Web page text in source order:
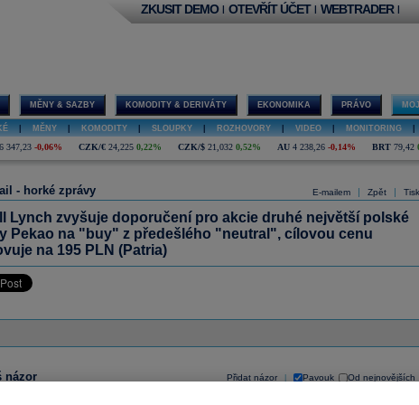
ZKUSIT DEMO | OTEVŘÍT ÚČET | WEBTRADER |
MĚNY & SAZBY KOMODITY & DERIVÁTY EKONOMIKA PRÁVO
MĚNY KOMODITY SLOUPKY ROZHOVORY VIDEO MONITORING
347,23 -0,06% CZK/€ 24,225 0,22% CZK/$ 21,032 0,52% AU 4 238,26 -0,14% BRT 79,42
E-mailem | Zpět | Tisk
- horké zprávy
Lynch zvyšuje doporučení pro akcie druhé největší polské
Pekao na "buy" z předešlého "neutral", cílovou cenu
na 195 PLN (Patria)
Přidat názor Pavouk Od nejnovějších
názor